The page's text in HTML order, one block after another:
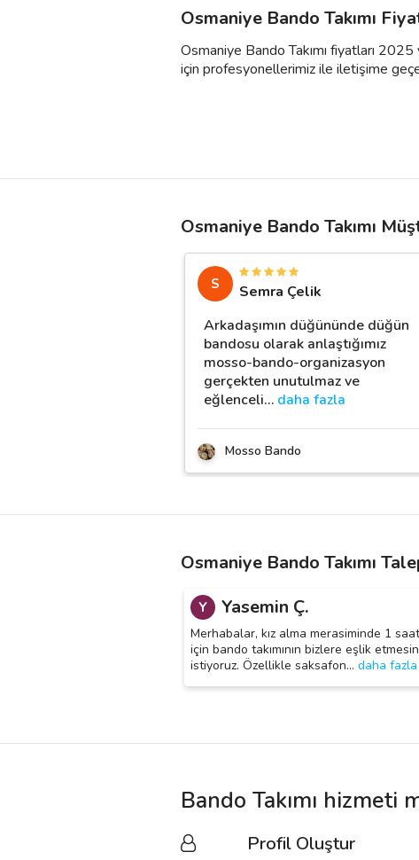
Osmaniye Bando Takımı
Osmaniye Bando Takımı fiyatları
için profesyonellerimiz ile iletişime
Osmaniye Bando Takımı
S
Semra Çelik
Arkadaşımın düğününde düğün
bandosu olarak anlaştığımız
mosso-bando-organizasyon
gerçekten unutulmaz ve
eğlenceli… daha fazla
Mosso Bando
Osmaniye Bando Takımı
Y Yasemin Ç.
Merhabalar, kız alma merasiminde 1 saat
için bando takımının bizlere eşlik
istiyoruz. Özellikle saksafon… daha fazla
Bando Takımı hizmeti
Profil Oluştur